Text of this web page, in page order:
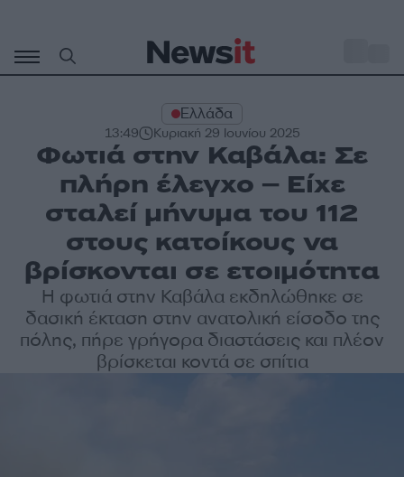
περιεχόμενο
Ελλάδα
13:49 Κυριακή 29 Ιουνίου 2025
Φωτιά στην Καβάλα: Σε
πλήρη έλεγχο – Είχε
σταλεί μήνυμα του 112
στους κατοίκους να
βρίσκονται σε ετοιμότητα
Η φωτιά στην Καβάλα εκδηλώθηκε σε
δασική έκταση στην ανατολική είσοδο της
πόλης, πήρε γρήγορα διαστάσεις και πλέον
βρίσκεται κοντά σε σπίτια